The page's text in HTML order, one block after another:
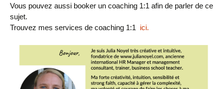
Vous pouvez aussi booker un coaching 1:1 afin de parler de ce
sujet.
Trouvez mes services de coaching 1:1 ici.